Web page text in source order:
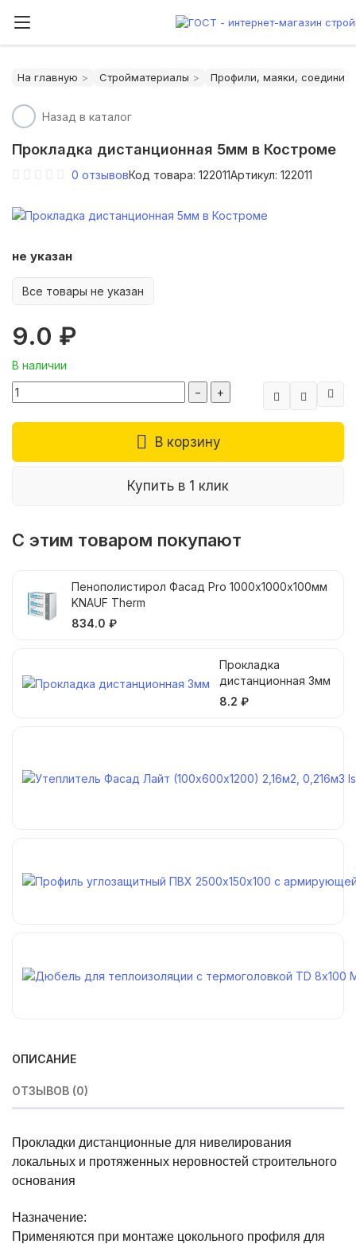
На главную Стройматериалы Профили, маяки,
Назад в каталог
Прокладка дистанционная 5мм в Костроме
0 отзывовКод товара: 122011Артикул: 122011
не указан
Все товары не указан
9.0 ₽
В наличии
−
+
В корзину
Купить в 1 клик
С этим товаром покупают
Пенополистирол Фасад Pro 1000х1000х100мм
KNAUF Therm
834.0 ₽
Прокладка
дистанционная 3мм
8.2 ₽
ОПИСАНИЕ
ОТЗЫВОВ (0)
Прокладки дистанционные для нивелирования
локальных и протяженных неровностей строительного
основания
Назначение:
Применяются при монтаже цокольного профиля для